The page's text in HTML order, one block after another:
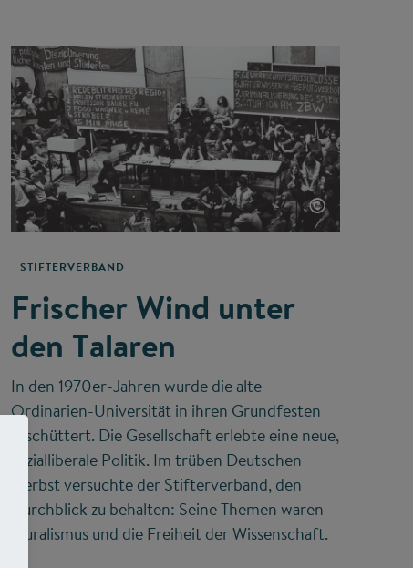
©
STIFTERVERBAND
Frischer Wind unter
den Talaren
In den 1970er-Jahren wurde die alte
Ordinarien-Universität in ihren Grundfesten
erschüttert. Die Gesellschaft erlebte eine neue,
sozialliberale Politik. Im trüben Deutschen
Herbst versuchte der Stifterverband, den
Durchblick zu behalten: Seine Themen waren
Pluralismus und die Freiheit der Wissenschaft.